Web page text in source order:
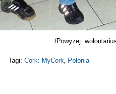
/Powyżej:
Tagi: Cork: MyCork Polonia